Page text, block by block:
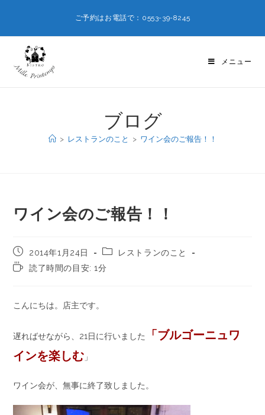
ご予約はお電話で：0553-39-8245
メニュー
ブログ
> レストランのこと > ワイン会のご報告！！
ワイン会のご報告！！
2014年1月24日
レストランのこと
読了時間の目安: 1分
こんにちは。店主です。
遅ればせながら、21日に行いました
「ブルゴーニュワ
インを楽しむ 」
ワイン会が、無事に終了致しました。